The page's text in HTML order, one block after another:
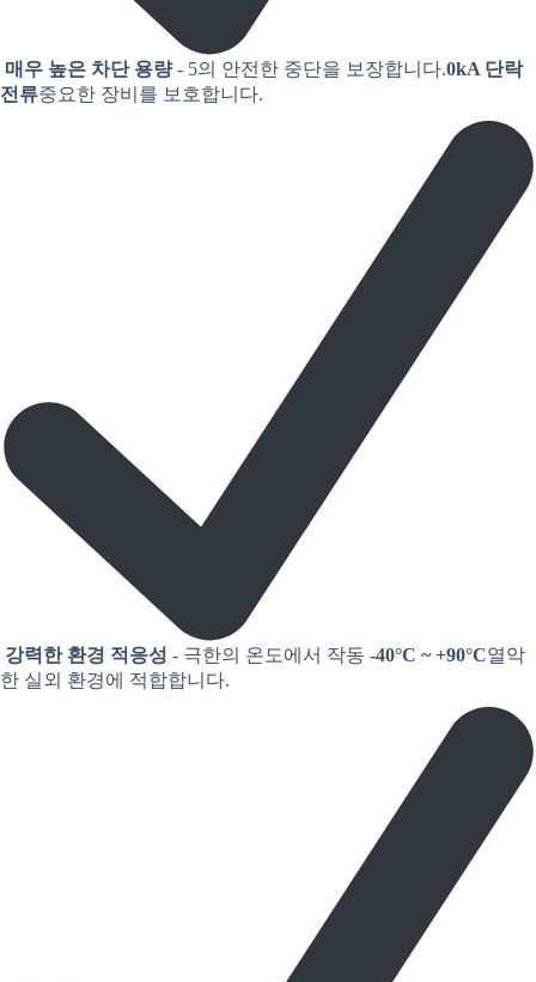
매우 높은 차단 용량- 5의 안전한 중단을 보장합니다.0kA 단락
전류중요한 장비를 보호합니다.
강력한 환경 적응성 - 극한의 온도에서 작동 -40°C ~ +90°C열악
한 실외 환경에 적합합니다.